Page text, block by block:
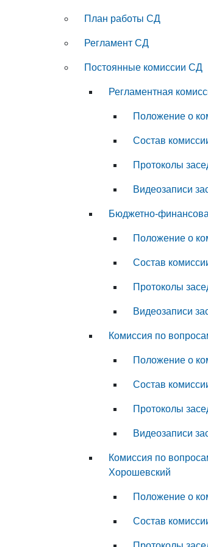
План работы СД
Регламент СД
Постоянные комиссии СД
Регламентная
Положение о
Состав
Протоколы
Видеозаписи
Бюджетно-
Положение о
Состав
Протоколы
Видеозаписи
Комиссия по
Положение о
Состав
Протоколы
Видеозаписи
Комиссия по
Хорошевский
Положение о
Состав